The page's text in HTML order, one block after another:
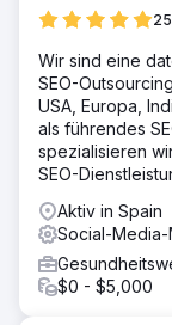
Wir sind eine
SEO-
USA, Europa,
als führendes
spezialisieren
SEO-
Aktiv in Spain
Social-Media-
$0 - $5,000